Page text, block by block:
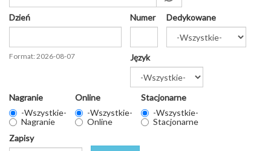
Dzień
Format: 2026-08-07
Numer Dedykowane
Język
Nagranie
-Wszystkie-
Nagranie
Online
-Wszystkie-
Online
Stacjonarne
-Wszystkie-
Stacjonarne
Zapisy